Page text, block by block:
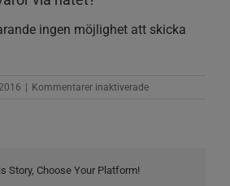
ingen möjlighet att skicka
Kommentarer inaktiveradeför
Story, Choose Your Platform!